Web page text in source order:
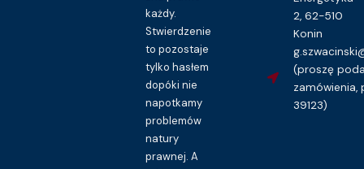
każdy.
Stwierdzenie
to pozostaje
tylko hasłem
dopóki nie
napotkamy
problemów
natury
prawnej. A
2, 62-510
Konin
(proszę
zamówienia,
39123)